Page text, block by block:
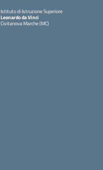
Istituto di Istruzione Superiore
Leonardo da Vinci
Civitanova Marche (MC)